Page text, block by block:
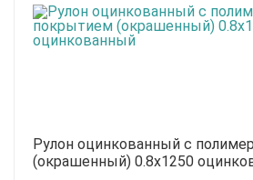
Рулон оцинкованный с
(окрашенный) 0.8x1250